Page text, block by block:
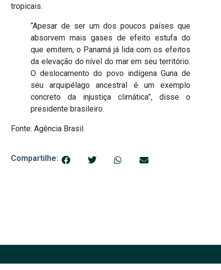
tropicais.
“Apesar de ser um dos poucos países que
absorvem mais gases de efeito estufa do
que emitem, o Panamá já lida com os efeitos
da elevação do nível do mar em seu território.
O deslocamento do povo indígena Guna de
seu arquipélago ancestral é um exemplo
concreto da injustiça climática”, disse o
presidente brasileiro.
Fonte: Agência Brasil.
Compartilhe: